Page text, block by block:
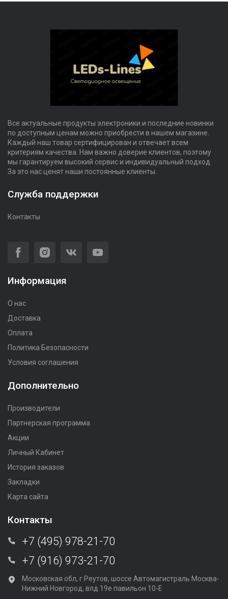
Все актуальные продукты электроники и последние новинки
по доступным ценам можно приобрести в нашем магазине.
Каждый наш товар сертифицирован и отвечает всем
критериям качества. Нам важно доверие клиентов, поэтому
мы гарантируем высокий сервис и индивидуальный подход.
За это нас ценят наши постоянные клиенты.
Служба поддержки
Контакты
Информация
О нас
Доставка
Оплата
Политика Безопасности
Условия соглашения
Дополнительно
Производители
Партнерская программа
Акции
Личный Кабинет
История заказов
Закладки
Карта сайта
Контакты
+7 (495) 978-21-70
+7 (916) 973-21-70
Московская обл, г Реутов, шоссе Автомагистраль Москва-
Нижний Новгород, влд 19е павильон 10-Е